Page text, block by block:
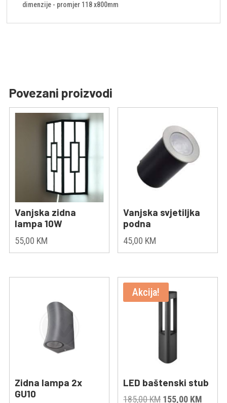
dimenzije - promjer 118 x800mm
Povezani proizvodi
Vanjska zidna
lampa 10W
55,00 KM
Vanjska svjetiljka
podna
45,00 KM
Zidna lampa 2x
GU10
Akcija!
LED baštenski stub
185,00KM Original
155,00 KM